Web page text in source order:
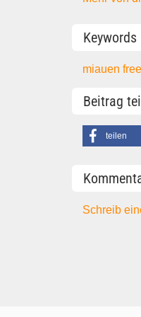
Keywords
miauen
Beitrag
teilen
Schreib